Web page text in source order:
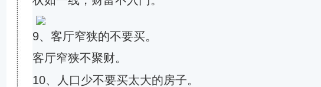
9、客厅窄狭的不要买。
客厅窄狭不聚财。
10、人口少不要买太大的房子。